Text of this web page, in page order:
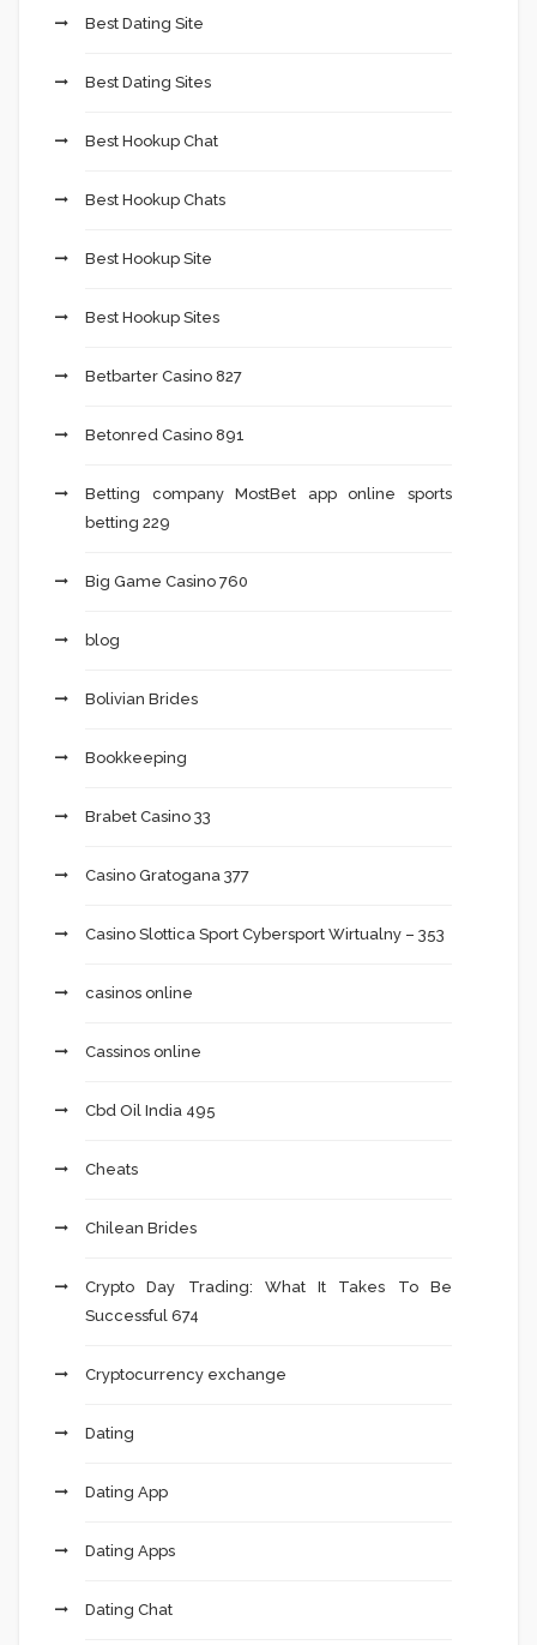
Best Dating Site
Best Dating Sites
Best Hookup Chat
Best Hookup Chats
Best Hookup Site
Best Hookup Sites
Betbarter Casino 827
Betonred Casino 891
Betting company MostBet app online sports
betting 229
Big Game Casino 760
blog
Bolivian Brides
Bookkeeping
Brabet Casino 33
Casino Gratogana 377
Casino Slottica Sport Cybersport Wirtualny – 353
casinos online
Cassinos online
Cbd Oil India 495
Cheats
Chilean Brides
Crypto Day Trading: What It Takes To Be
Successful 674
Cryptocurrency exchange
Dating
Dating App
Dating Apps
Dating Chat